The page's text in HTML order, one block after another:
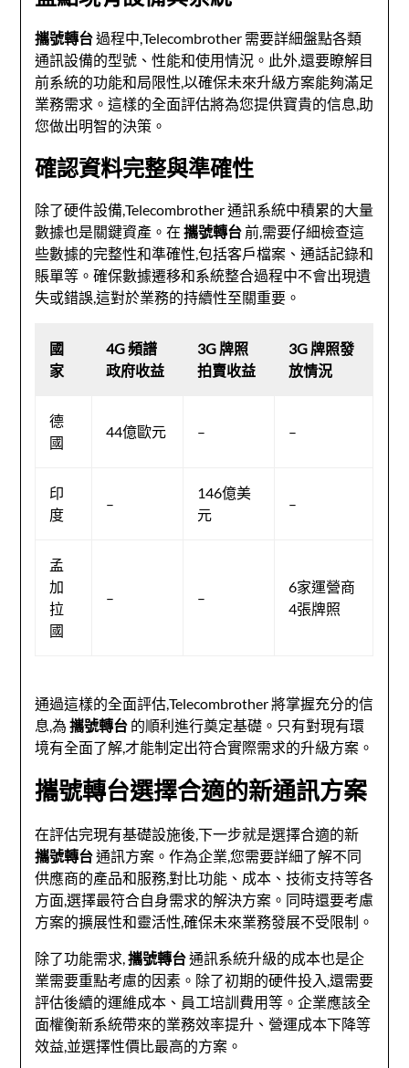
攜號轉台過程中,Telecombrother 需要詳細盤點各類
通訊設備的型號、性能和使用情況。此外,還要瞭解目
前系統的功能和局限性,以確保未來升級方案能夠滿足
業務需求。這樣的全面評估將為您提供寶貴的信息,助
您做出明智的決策。
確認資料完整與準確性
除了硬件設備,Telecombrother 通訊系統中積累的大量
數據也是關鍵資產。在攜號轉台前,需要仔細檢查這
些數據的完整性和準確性,包括客戶檔案、通話記錄和
賬單等。確保數據遷移和系統整合過程中不會出現遺
失或錯誤,這對於業務的持續性至關重要。
國
家
4G 頻譜
政府收益
3G 牌照
拍賣收益
3G 牌照發
放情況
德
國
44億歐元 – –
印
度
–
146億美
元
–
孟
加
拉
國
– –
6家運營商
4張牌照
通過這樣的全面評估,Telecombrother 將掌握充分的信
息,為攜號轉台 的順利進行奠定基礎。只有對現有環
境有全面了解,才能制定出符合實際需求的升級方案。
攜號轉台選擇合適的新通訊方案
在評估完現有基礎設施後,下一步就是選擇合適的新
攜號轉台通訊方案。作為企業,您需要詳細了解不同
供應商的產品和服務,對比功能、成本、技術支持等各
方面,選擇最符合自身需求的解決方案。同時還要考慮
方案的擴展性和靈活性,確保未來業務發展不受限制。
除了功能需求,攜號轉台通訊系統升級的成本也是企
業需要重點考慮的因素。除了初期的硬件投入,還需要
評估後續的運維成本、員工培訓費用等。企業應該全
面權衡新系統帶來的業務效率提升、營運成本下降等
效益,並選擇性價比最高的方案。